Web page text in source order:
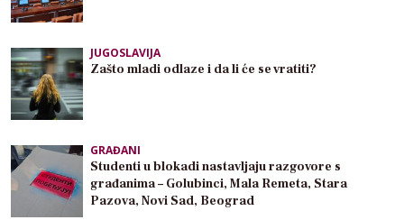
JUGOSLAVIJA
Zašto mladi odlaze i da li će se vratiti?
GRAĐANI
Studenti u blokadi nastavljaju razgovore s
građanima – Golubinci, Mala Remeta, Stara
Pazova, Novi Sad, Beograd